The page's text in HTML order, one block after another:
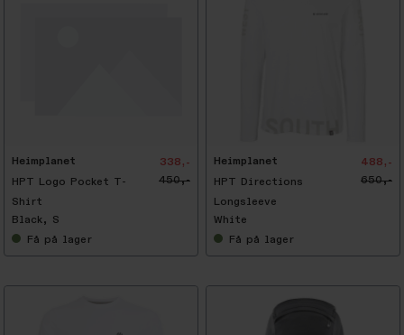
Heimplanet
HPT Logo Pocket T-
Shirt
338,-
450,-
Black, S
Få på lager
Heimplanet
HPT Directions
Longsleeve
488,-
650,-
White
Få på lager